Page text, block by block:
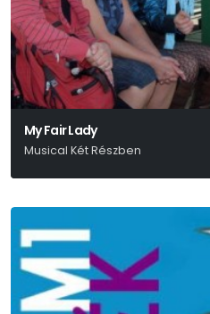
My Fair Lady
Musical Két Részben